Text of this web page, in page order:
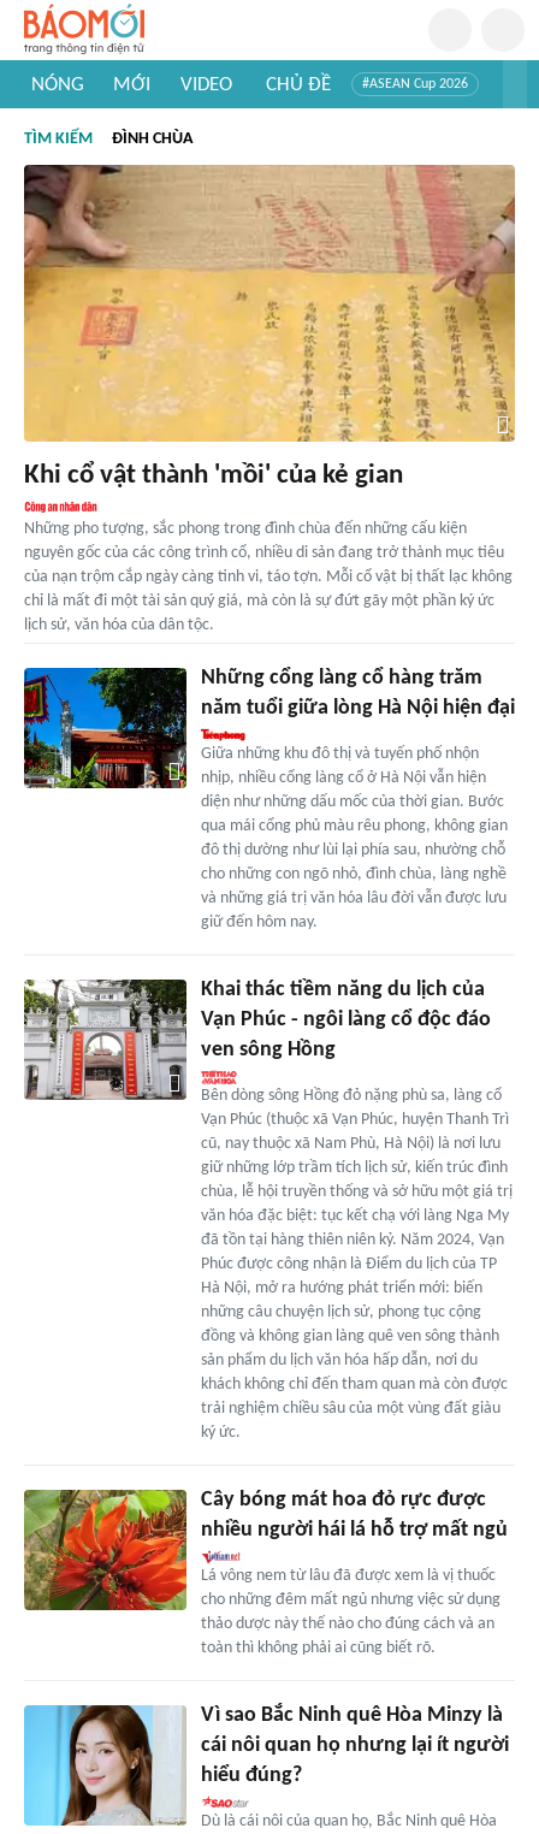
NÓNG MỚI VIDEO CHỦ ĐỀ #ASEAN Cup 2026
#Khám phá thế giới
TÌM KIẾM ĐÌNH CHÙA
Khi cổ vật thành 'mồi' của kẻ gian
Những pho tượng, sắc phong trong đình chùa đến những cấu kiện
nguyên gốc của các công trình cổ, nhiều di sản đang trở thành mục tiêu
của nạn trộm cắp ngày càng tinh vi, táo tợn. Mỗi cổ vật bị thất lạc không
chỉ là mất đi một tài sản quý giá, mà còn là sự đứt gãy một phần ký ức
lịch sử, văn hóa của dân tộc.
Những cổng làng cổ hàng trăm
năm tuổi giữa lòng Hà Nội hiện đại
Giữa những khu đô thị và tuyến phố nhộn
nhịp, nhiều cổng làng cổ ở Hà Nội vẫn hiện
diện như những dấu mốc của thời gian. Bước
qua mái cổng phủ màu rêu phong, không gian
đô thị dường như lùi lại phía sau, nhường chỗ
cho những con ngõ nhỏ, đình chùa, làng nghề
và những giá trị văn hóa lâu đời vẫn được lưu
giữ đến hôm nay.
Khai thác tiềm năng du lịch của
Vạn Phúc - ngôi làng cổ độc đáo
ven sông Hồng
Bên dòng sông Hồng đỏ nặng phù sa, làng cổ
Vạn Phúc (thuộc xã Vạn Phúc, huyện Thanh Trì
cũ, nay thuộc xã Nam Phù, Hà Nội) là nơi lưu
giữ những lớp trầm tích lịch sử, kiến trúc đình
chùa, lễ hội truyền thống và sở hữu một giá trị
văn hóa đặc biệt: tục kết chạ với làng Nga My
đã tồn tại hàng thiên niên kỷ. Năm 2024, Vạn
Phúc được công nhận là Điểm du lịch của TP
Hà Nội, mở ra hướng phát triển mới: biến
những câu chuyện lịch sử, phong tục cộng
đồng và không gian làng quê ven sông thành
sản phẩm du lịch văn hóa hấp dẫn, nơi du
khách không chỉ đến tham quan mà còn được
trải nghiệm chiều sâu của một vùng đất giàu
ký ức.
Cây bóng mát hoa đỏ rực được
nhiều người hái lá hỗ trợ mất ngủ
Lá vông nem từ lâu đã được xem là vị thuốc
cho những đêm mất ngủ nhưng việc sử dụng
thảo dược này thế nào cho đúng cách và an
toàn thì không phải ai cũng biết rõ.
Vì sao Bắc Ninh quê Hòa Minzy là
cái nôi quan họ nhưng lại ít người
hiểu đúng?
Dù là cái nôi của quan họ, Bắc Ninh quê Hòa